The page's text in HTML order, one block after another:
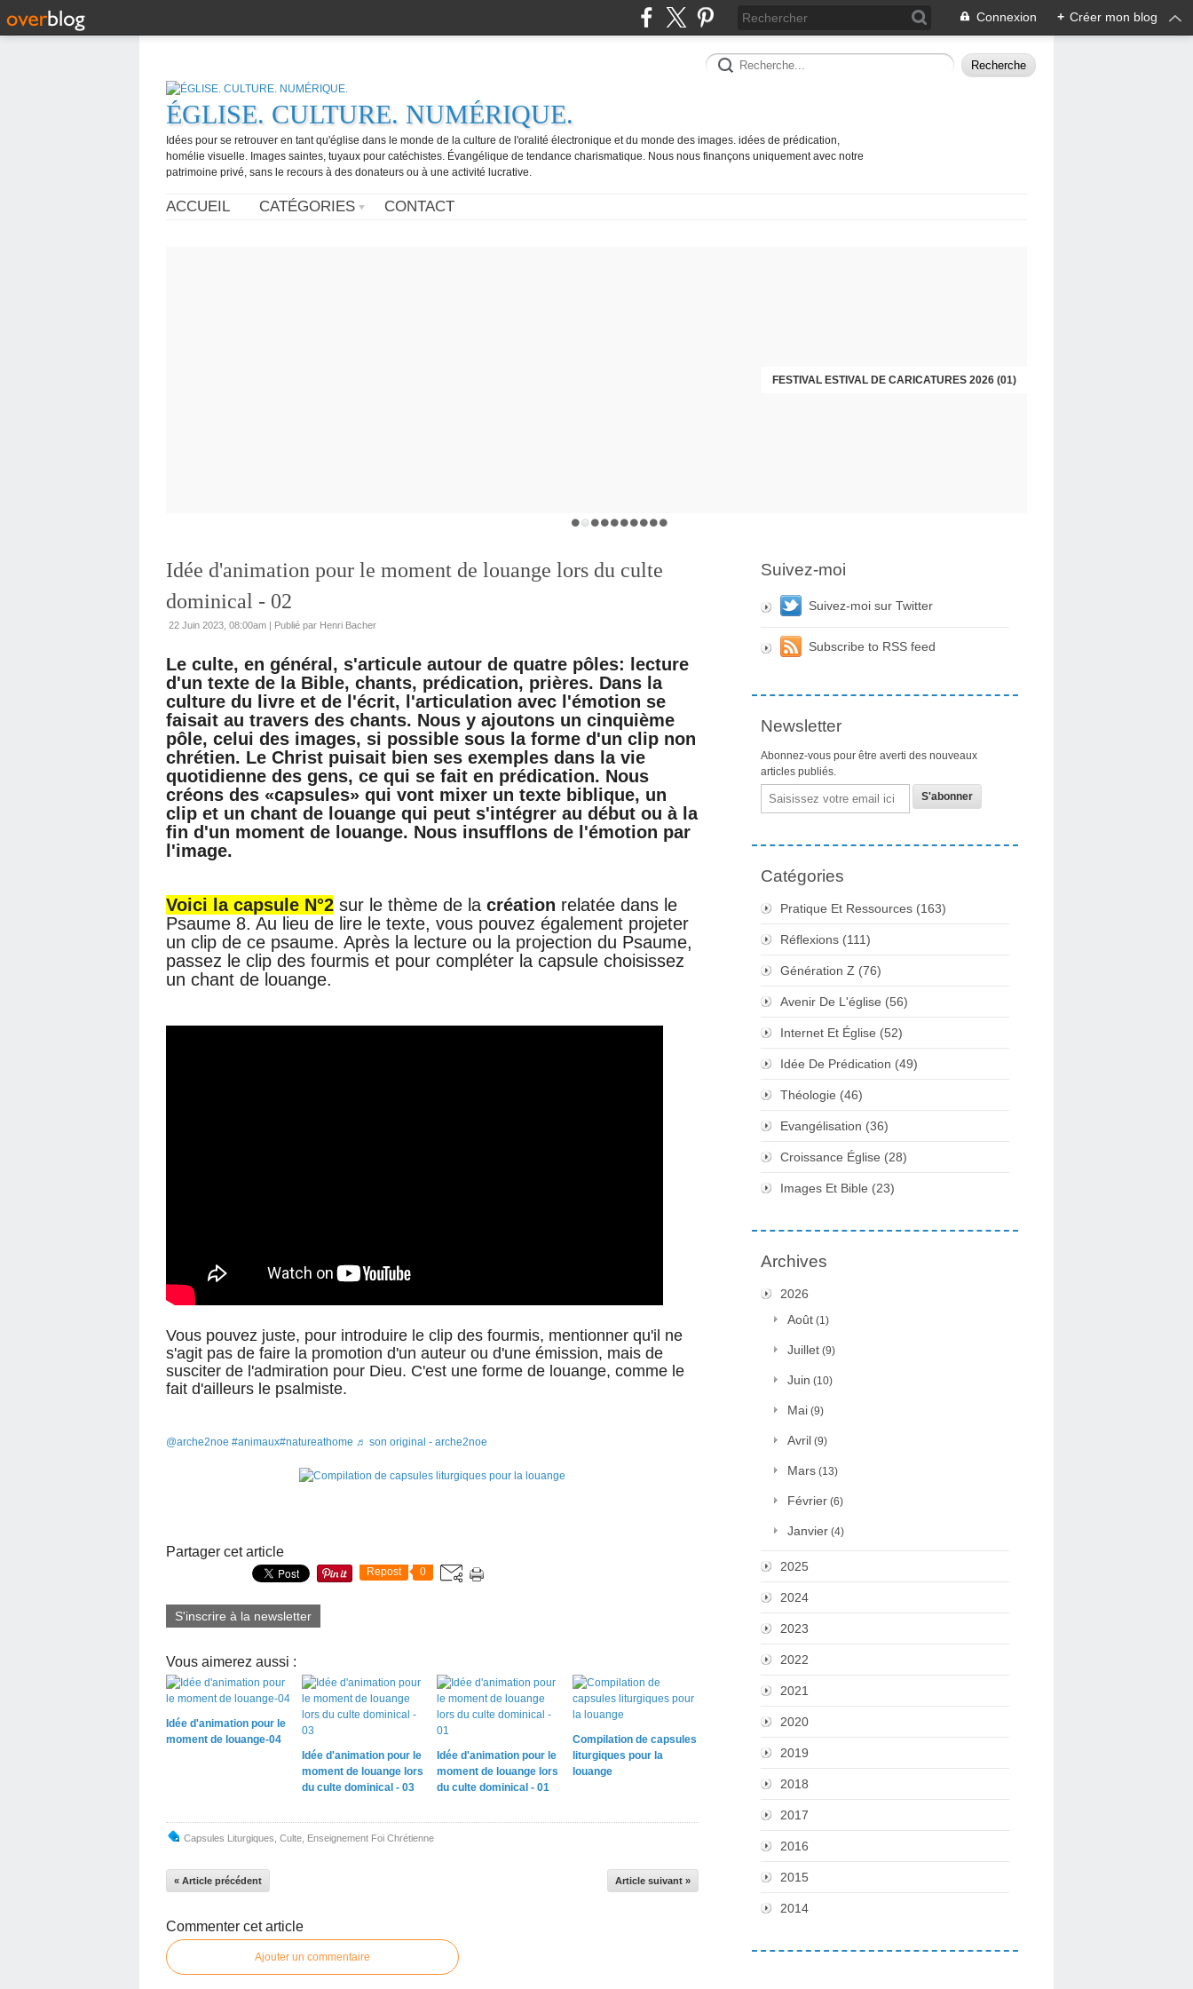
Connexion + Créer mon blog
ÉGLISE. CULTURE. NUMÉRIQUE.
Idées pour se retrouver en tant qu'église dans le monde de la culture de l'oralité électronique et du monde des images. idées de prédication,
homélie visuelle. Images saintes, tuyaux pour catéchistes. Évangélique de tendance charismatique. Nous nous finançons uniquement avec notre
patrimoine privé, sans le recours à des donateurs ou à une activité lucrative.
ACCUEIL CATÉGORIES CONTACT
FESTIVAL ESTIVAL DE CARICATURES 2026 (01)
Idée d'animation pour le moment de louange lors du culte
dominical - 02
22 Juin 2023, 08:00am | Publié par Henri Bacher
Le culte, en général, s'articule autour de quatre pôles: lecture
d'un texte de la Bible, chants, prédication, prières. Dans la
culture du livre et de l'écrit, l'articulation avec l'émotion se
faisait au travers des chants. Nous y ajoutons un cinquième
pôle, celui des images, si possible sous la forme d'un clip non
chrétien. Le Christ puisait bien ses exemples dans la vie
quotidienne des gens, ce qui se fait en prédication. Nous
créons des «capsules» qui vont mixer un texte biblique, un
clip et un chant de louange qui peut s'intégrer au début ou à la
fin d'un moment de louange. Nous insufflons de l'émotion par
l'image.
Voici la capsule N°2 sur le thème de la création relatée dans le
Psaume 8. Au lieu de lire le texte, vous pouvez également projeter
un clip de ce psaume. Après la lecture ou la projection du Psaume,
passez le clip des fourmis et pour compléter la capsule choisissez
un chant de louange.
Vous pouvez juste, pour introduire le clip des fourmis, mentionner qu'il ne
s'agit pas de faire la promotion d'un auteur ou d'une émission, mais de
susciter de l'admiration pour Dieu. C'est une forme de louange, comme le
fait d'ailleurs le psalmiste.
@arche2noe #animaux#natureathome ♬ son original - arche2noe
Partager cet article
Repost 0
S'inscrire à la newsletter
Vous aimerez aussi :
Idée d'animation pour le
moment de louange-04
Idée d'animation pour le
moment de louange lors
du culte dominical - 03
Idée d'animation pour le
moment de louange lors
du culte dominical - 01
Compilation de capsules
liturgiques pour la
louange
Capsules Liturgiques Culte Enseignement Foi Chrétienne
« Article précédent Article suivant »
Commenter cet article
Ajouter un commentaire
Suivez-moi
Suivez-moi sur Twitter
Subscribe to RSS feed
Newsletter
Abonnez-vous pour être averti des nouveaux
articles publiés.
Email
Catégories
Pratique Et Ressources (163)
Réflexions (111)
Génération Z (76)
Avenir De L'église (56)
Internet Et Église (52)
Idée De Prédication (49)
Théologie (46)
Evangélisation (36)
Croissance Église (28)
Images Et Bible (23)
Archives
2026
Août (1)
Juillet (9)
Juin (10)
Mai (9)
Avril (9)
Mars (13)
Février (6)
Janvier (4)
2025
2024
2023
2022
2021
2020
2019
2018
2017
2016
2015
2014